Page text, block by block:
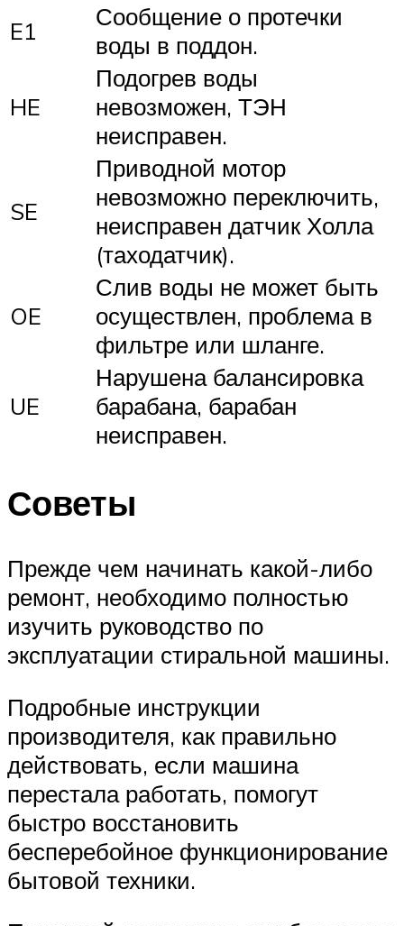
E1
Сообщение о протечки
воды в поддон.
HE
Подогрев воды
невозможен, ТЭН
неисправен.
SE
Приводной мотор
невозможно переключить,
неисправен датчик Холла
(таходатчик).
OE
Слив воды не может быть
осуществлен, проблема в
фильтре или шланге.
UE
Нарушена балансировка
барабана, барабан
неисправен.
Советы
Прежде чем начинать какой-либо
ремонт, необходимо полностью
изучить руководство по
эксплуатации стиральной машины.
Подробные инструкции
производителя, как правильно
действовать, если машина
перестала работать, помогут
быстро восстановить
бесперебойное функционирование
бытовой техники.